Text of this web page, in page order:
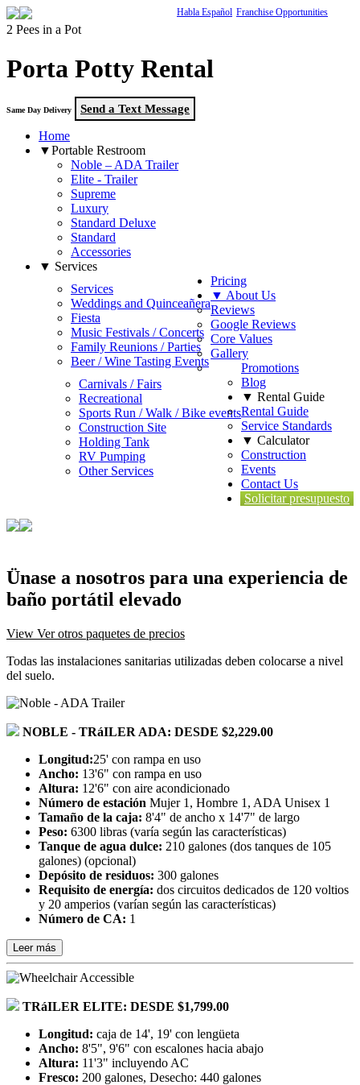
Habla Español Franchise Opportunities
2 Pees in a Pot
Porta Potty Rental
Same Day Delivery Send a Text Message
Home
▼Portable Restroom
Noble – ADA Trailer
Elite - Trailer
Supreme
Luxury
Standard Deluxe
Standard
Accessories
▼ Services
Services
Weddings and Quinceañera
Fiesta
Music Festivals / Concerts
Family Reunions / Parties
Beer / Wine Tasting Events
Carnivals / Fairs
Recreational
Sports Run / Walk / Bike events
Construction Site
Holding Tank
RV Pumping
Other Services
Pricing
▼ About Us
Reviews
Google Reviews
Core Values
Gallery
Promotions
Blog
▼ Rental Guide
Rental Guide
Service Standards
▼ Calculator
Construction
Events
Contact Us
Solicitar presupuesto
Ünase a nosotros para una experiencia de
baño portátil elevado
View Ver otros paquetes de precios
Todas las instalaciones sanitarias utilizadas deben colocarse a nivel
del suelo.
NOBLE - TRáILER ADA: DESDE $2,229.00
Longitud:25' con rampa en uso
Ancho: 13'6" con rampa en uso
Altura: 12'6" con aire acondicionado
Número de estación Mujer 1, Hombre 1, ADA Unisex 1
Tamaño de la caja: 8'4" de ancho x 14'7" de largo
Peso: 6300 libras (varía según las características)
Tanque de agua dulce: 210 galones (dos tanques de 105
galones) (opcional)
Depósito de residuos: 300 galones
Requisito de energía: dos circuitos dedicados de 120 voltios
y 20 amperios (varían según las características)
Número de CA: 1
Leer más
TRáILER ELITE: DESDE $1,799.00
Longitud: caja de 14', 19' con lengüeta
Ancho: 8'5", 9'6" con escalones hacia abajo
Altura: 11'3" incluyendo AC
Fresco: 200 galones, Desecho: 440 galones